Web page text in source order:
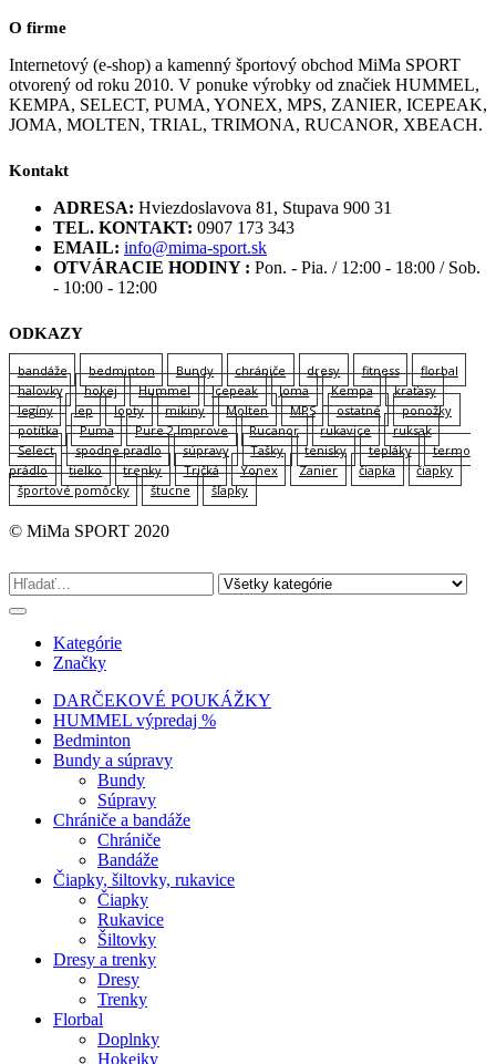
O firme
Internetový (e-shop) a kamenný športový obchod MiMa SPORT
otvorený od roku 2010. V ponuke výrobky od značiek HUMMEL,
KEMPA, SELECT, PUMA, YONEX, MPS, ZANIER, ICEPEAK,
JOMA, MOLTEN, TRIAL, TRIMONA, RUCANOR, XBEACH.
Kontakt
ADRESA: Hviezdoslavova 81, Stupava 900 31
TEL. KONTAKT: 0907 173 343
EMAIL: info@mima-sport.sk
OTVÁRACIE HODINY : Pon. - Pia. / 12:00 - 18:00 / Sob.
- 10:00 - 12:00
ODKAZY
bandáže bedminton Bundy chrániče dresy fitness
florbal
halovky
hokej Hummel Icepeak Joma Kempa
kraťasy
legíny
lep lopty mikiny Molten MPS ostatné
ponožky
potítka
Puma Pure 2 Improve Rucanor rukavice
ruksak
Select
spodne pradlo súpravy Tašky tenisky tepláky
termo
prádlo
tielko trenky Tričká Yonex Zanier čiapka
čiapky
športové pomôcky
štucne šľapky
© MiMa SPORT 2020
Kategórie
Značky
DARČEKOVÉ POUKÁŽKY
HUMMEL výpredaj %
Bedminton
Bundy a súpravy
Bundy
Súpravy
Chrániče a bandáže
Chrániče
Bandáže
Čiapky, šiltovky, rukavice
Čiapky
Rukavice
Šiltovky
Dresy a trenky
Dresy
Trenky
Florbal
Doplnky
Hokejky